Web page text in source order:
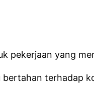
pekerjaan yang
bertahan terhadap